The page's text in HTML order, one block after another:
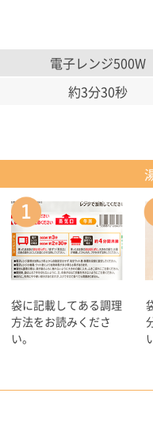
電子レンジ500W
約3分30秒
袋に記載してある調理
方法をお読みくださ
い。